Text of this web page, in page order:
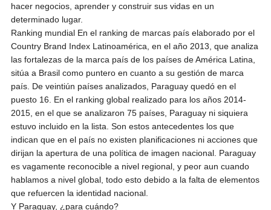
hacer negocios, aprender y construir sus vidas en un
determinado lugar.
Ranking mundial En el ranking de marcas país elaborado por el
Country Brand Index Latinoamérica, en el año 2013, que analiza
las fortalezas de la marca país de los países de América Latina,
sitúa a Brasil como puntero en cuanto a su gestión de marca
país. De veintiún países analizados, Paraguay quedó en el
puesto 16. En el ranking global realizado para los años 2014-
2015, en el que se analizaron 75 países, Paraguay ni siquiera
estuvo incluido en la lista. Son estos antecedentes los que
indican que en el país no existen planificaciones ni acciones que
dirijan la apertura de una política de imagen nacional. Paraguay
es vagamente reconocible a nivel regional, y peor aun cuando
hablamos a nivel global, todo esto debido a la falta de elementos
que refuercen la identidad nacional.
Y Paraguay, ¿para cuándo?